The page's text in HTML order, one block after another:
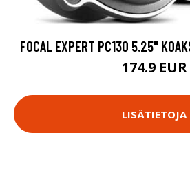
FOCAL EXPERT PC130 5.25"
174.9 EUR
LISÄTIETOJA